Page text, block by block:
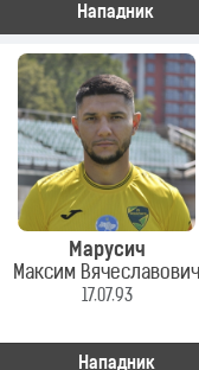
Нападник
Марусич
Максим Вячеславович
17.07.93
Нападник